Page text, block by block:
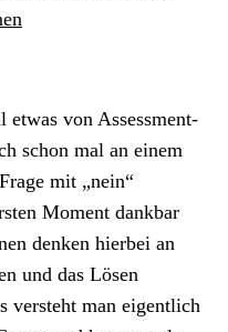
von Assessment-
schon mal an einem
mit „nein“
Moment dankbar
denken hierbei an
und das Lösen
versteht man eigentlich